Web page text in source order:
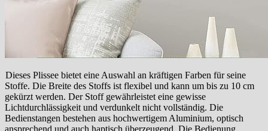
Dieses Plissee bietet eine Auswahl an kräftigen Farben für seine
Stoffe. Die Breite des Stoffs ist flexibel und kann um bis zu 10 cm
gekürzt werden. Der Stoff gewährleistet eine gewisse
Lichtdurchlässigkeit und verdunkelt nicht vollständig. Die
Bedienstangen bestehen aus hochwertigem Aluminium, optisch
ansprechend und auch haptisch überzeugend. Die Bedienung